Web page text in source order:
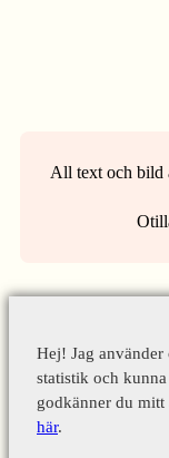
All text och bild
Hej! Jag använder
statistik och
godkänner du
här.